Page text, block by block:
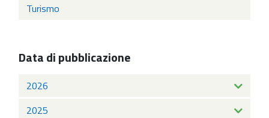
Turismo
Data di pubblicazione
2026
2025